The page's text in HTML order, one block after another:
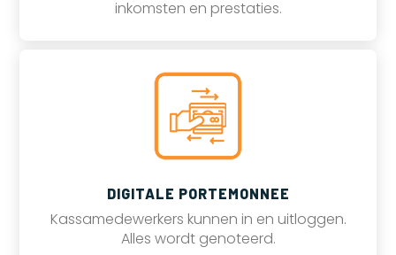
inkomsten en prestaties.
DIGITALE PORTEMONNEE
Kassamedewerkers kunnen in en uitloggen.
Alles wordt genoteerd.